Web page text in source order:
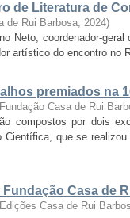
de Literatura de
de Rui Barbosa, 2024)
Neto, coordenador-
artístico do encontro no
premiados na
Casa de Rui
compostos por dois
Científica, que se
Casa de
Casa de Rui